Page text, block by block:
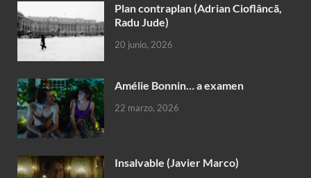
Plan contraplan (Adrian Cioflâncã,
Radu Jude)
20 junio, 2026
Amélie Bonnin… a examen
22 marzo, 2026
Insalvable (Javier Marco)